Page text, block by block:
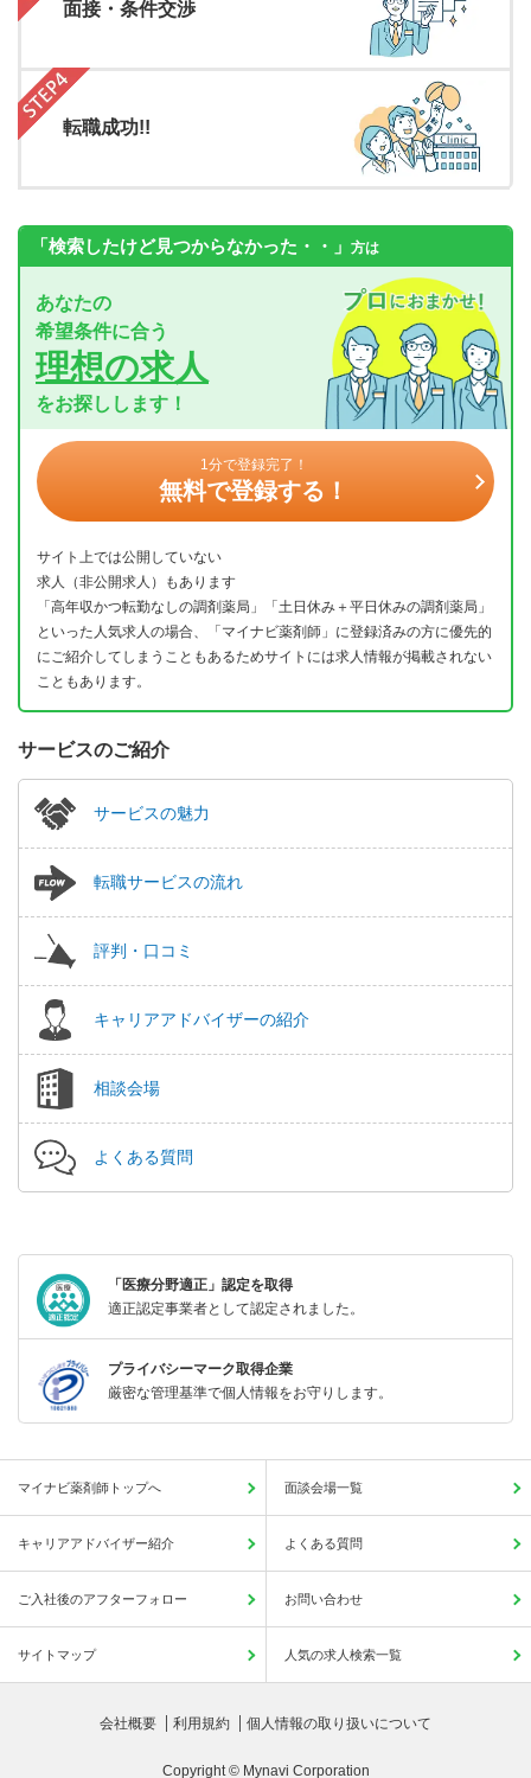
面接・条件交渉
転職成功!!
「検索したけど見つからなかった・・」 方は
あなたの
希望条件に合う
理想の求人
をお探しします！
1分で登録完了！
無料で登録する！
サイト上では公開していない
求人（非公開求人）もあります
「高年収かつ転勤なしの調剤薬局」「土日休み＋平日休みの調剤薬局」
といった人気求人の場合、「マイナビ薬剤師」に登録済みの方に優先的
にご紹介してしまうこともあるためサイトには求人情報が掲載されない
こともあります。
サービスのご紹介
サービスの魅力
転職サービスの流れ
評判・口コミ
キャリアアドバイザーの紹介
相談会場
よくある質問
「医療分野適正」認定を取得
適正認定事業者として認定されました。
プライバシーマーク取得企業
厳密な管理基準で個人情報をお守りします。
マイナビ薬剤師トップへ 面談会場一覧
キャリアアドバイザー紹介 よくある質問
ご入社後のアフターフォロー お問い合わせ
サイトマップ 人気の求人検索一覧
会社概要 利用規約 個人情報の取り扱いについて
Copyright © Mynavi Corporation